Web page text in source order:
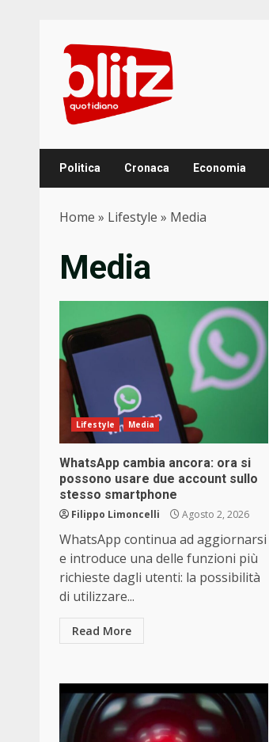
content
Politica Cronaca Economia
Home » Lifestyle » Media
Media
Lifestyle Media
WhatsApp cambia ancora: ora si
possono usare due account sullo
stesso smartphone
Filippo Limoncelli Agosto 2, 2026
WhatsApp continua ad aggiornarsi
e introduce una delle funzioni più
richieste dagli utenti: la possibilità
di utilizzare...
Read More